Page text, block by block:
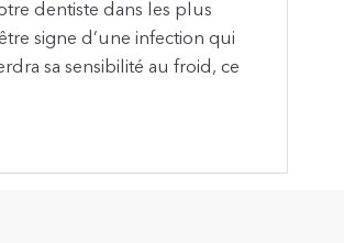
dentiste dans les plus
signe d’une infection qui
sa sensibilité au froid, ce